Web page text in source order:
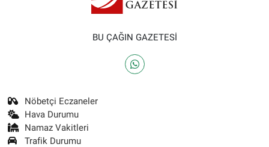
BU ÇAĞIN GAZETESİ
Nöbetçi Eczaneler
Hava Durumu
Namaz Vakitleri
Trafik Durumu